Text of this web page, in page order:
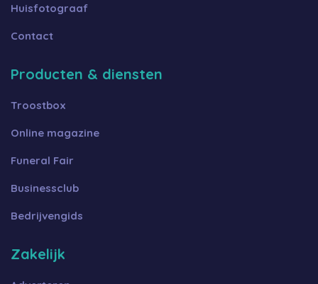
Huisfotograaf
Contact
Producten & diensten
Troostbox
Online magazine
Funeral Fair
Businessclub
Bedrijvengids
Zakelijk